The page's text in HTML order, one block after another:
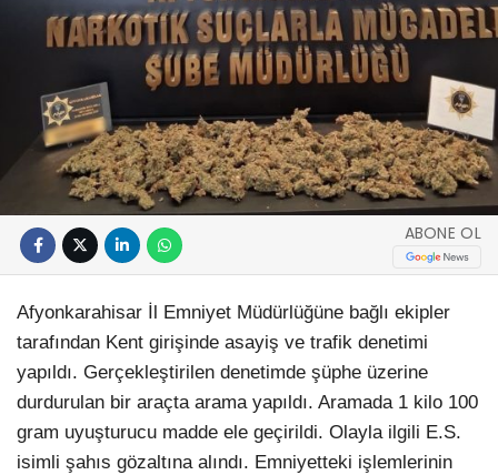
ABONE OL
Afyonkarahisar İl Emniyet Müdürlüğüne bağlı ekipler
tarafından Kent girişinde asayiş ve trafik denetimi
yapıldı. Gerçekleştirilen denetimde şüphe üzerine
durdurulan bir araçta arama yapıldı. Aramada 1 kilo 100
gram uyuşturucu madde ele geçirildi. Olayla ilgili E.S.
isimli şahıs gözaltına alındı. Emniyetteki işlemlerinin